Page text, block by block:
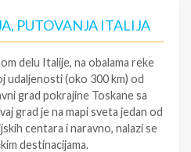
PUTOVANJA ITALIJA
delu Italije, na obalama reke
udaljenosti (oko 300 km) od
grad pokrajine Toskane sa
grad je na mapi sveta jedan od
centara i naravno, nalazi se
destinacijama.